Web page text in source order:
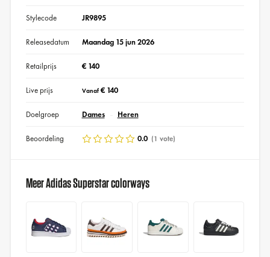
Stylecode JR9895
Releasedatum Maandag 15 jun 2026
Retailprijs € 140
Live prijs Vanaf€ 140
Doelgroep Dames Heren
Beoordeling 0.0 (1 vote)
Meer Adidas Superstar colorways